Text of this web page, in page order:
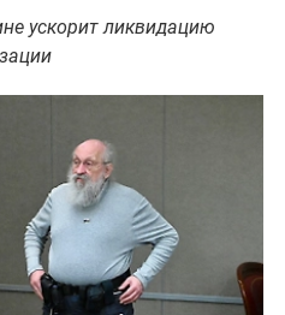
ускорит ликвидацию